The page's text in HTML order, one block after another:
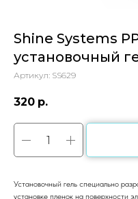
Shine Systems
установочный
Артикул: SS629
320 р.
Установочный гель специально
установке пленок на поверхности